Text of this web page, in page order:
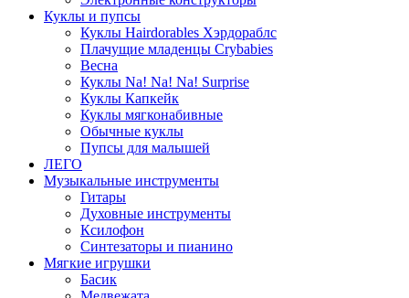
Куклы и пупсы
Куклы Hairdorables Хэрдораблс
Плачущие младенцы Crybabies
Весна
Куклы Na! Na! Na! Surprise
Куклы Капкейк
Куклы мягконабивные
Обычные куклы
Пупсы для малышей
ЛЕГО
Музыкальные инструменты
Гитары
Духовные инструменты
Ксилофон
Синтезаторы и пианино
Мягкие игрушки
Басик